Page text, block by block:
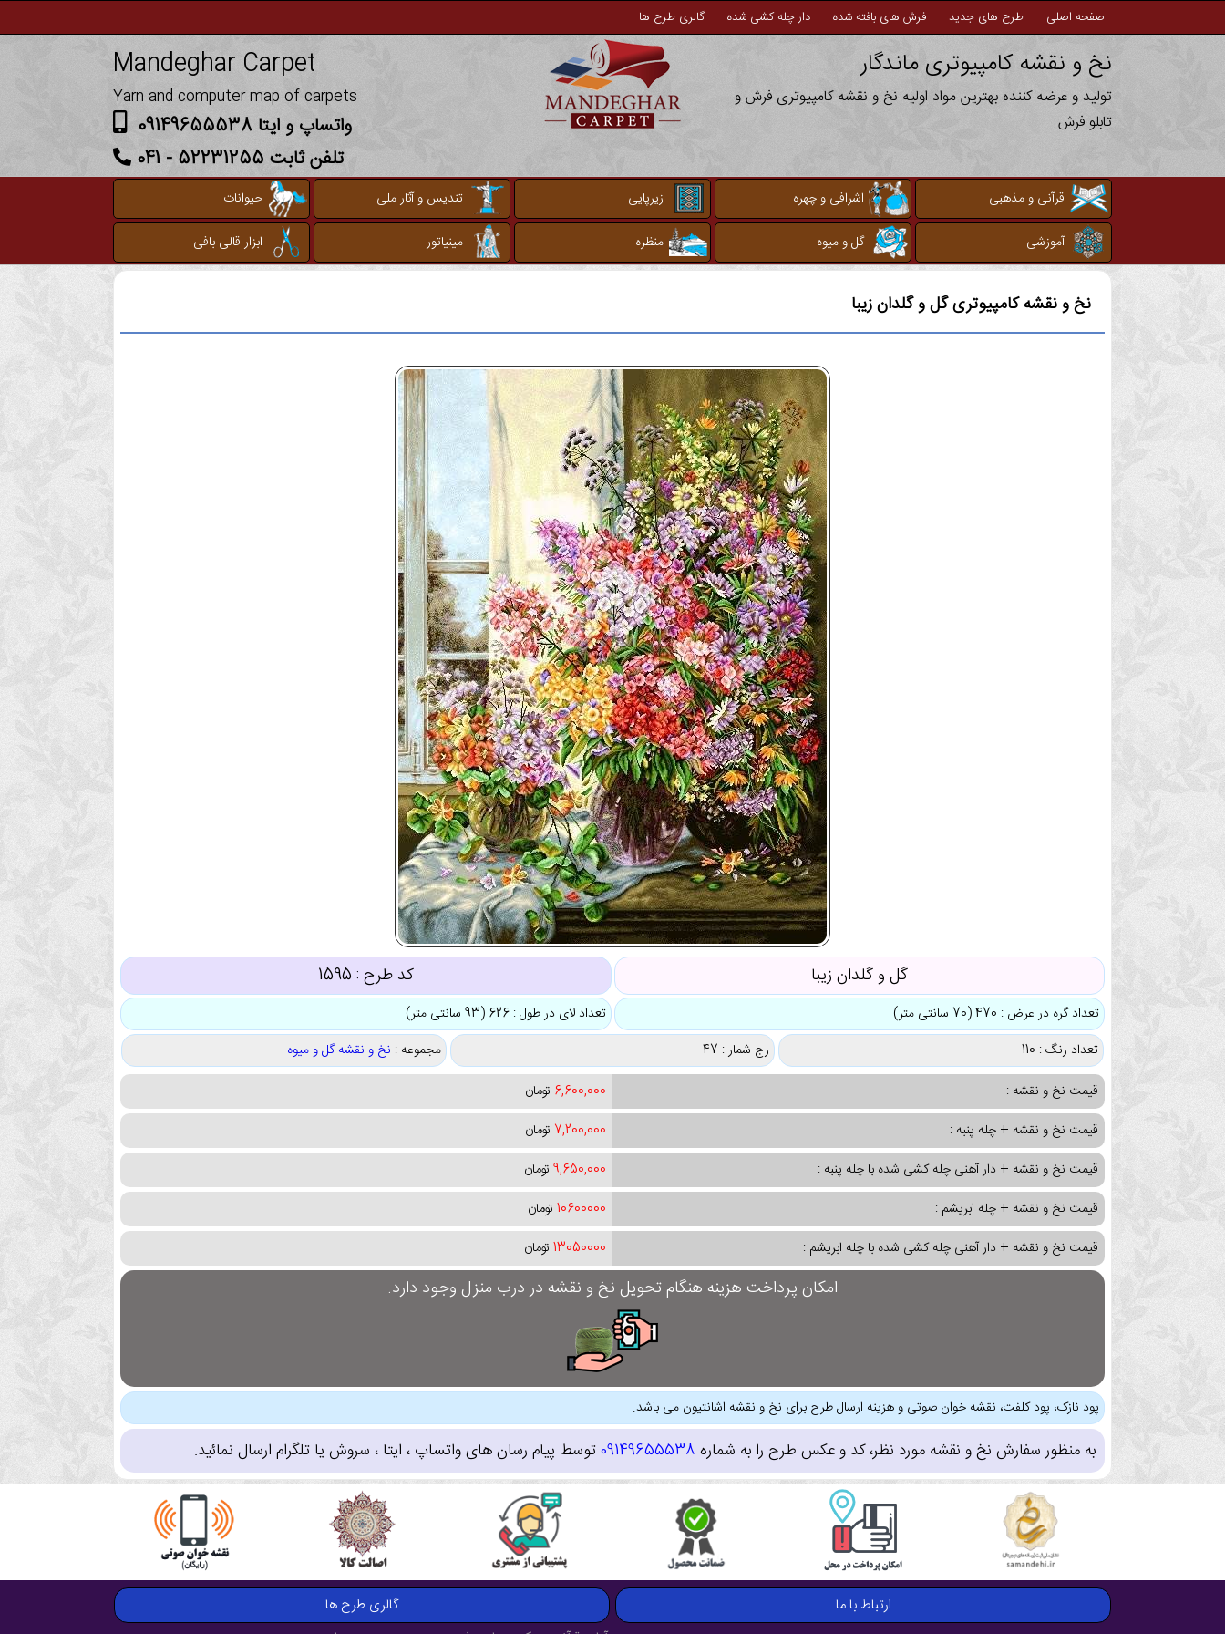
صفحه اصلی طرح های جدید فرش های بافته شده دار چله کشی شده گالری طرح ها
نخ و نقشه کامپیوتری ماندگار
تولید و عرضه کننده بهترین مواد اولیه نخ و نقشه کامپیوتری فرش و
تابلو فرش
Mandeghar Carpet
Yarn and computer map of carpets
واتساپ و ایتا 09149655538
تلفن ثابت 52231255 - 041
قرآنی و مذهبی اشرافی و چهره زیرپایی تندیس و آثار ملی
حیوانات
آموزشی
گل و میوه منظره مینیاتور ابزار قالی بافی
نخ و نقشه کامپیوتریگل و گلدان زیبا
گل و گلدان زیبا کد طرح : 1595
تعداد گره در عرض : 470 (70 سانتی متر)
تعداد لای در طول : 626 (93 سانتی متر)
تعداد رنگ : 110
رج شمار : 47 مجموعه : نخ و نقشه گل و میوه
قیمت نخ و نقشه :
6,600,000 تومان
قیمت نخ و نقشه + چله پنبه :
7,200,000 تومان
قیمت نخ و نقشه + دار آهنی چله کشی شده با چله پنبه :
9,650,000 تومان
قیمت نخ و نقشه + چله ابریشم :
10600000 تومان
قیمت نخ و نقشه + دار آهنی چله کشی شده با چله ابریشم :
13050000 تومان
امکان پرداخت هزینه هنگام تحویل نخ و نقشه در درب منزل وجود دارد.
پود نازک، پود کلفت، نقشه خوان صوتی و هزینه ارسال طرح برای نخ و نقشه اشانتیون می باشد.
به منظور سفارش نخ و نقشه مورد نظر، کد و عکس طرح را به شماره 09149655538توسط پیام رسان های واتساپ ، ایتا ، سروش یا تلگرام ارسال نمائید.
ارتباط با ما
گالری طرح ها